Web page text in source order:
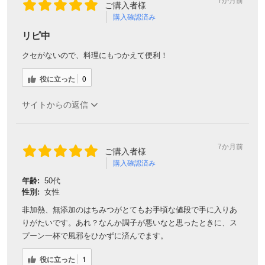
ご購入者様
購入確認済み
リピ中
クセがないので、料理にもつかえて便利！
役に立った 0
サイトからの返信
ご購入者様
購入確認済み
7か月前
年齢: 50代
性別: 女性
非加熱、無添加のはちみつがとてもお手頃な値段で手に入りあ
りがたいです。あれ？なんか調子が悪いなと思ったときに、ス
プーン一杯で風邪をひかずに済んでます。
役に立った 1